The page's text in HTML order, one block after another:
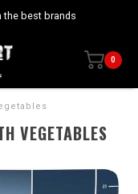
best brands
0
VEGETABLES